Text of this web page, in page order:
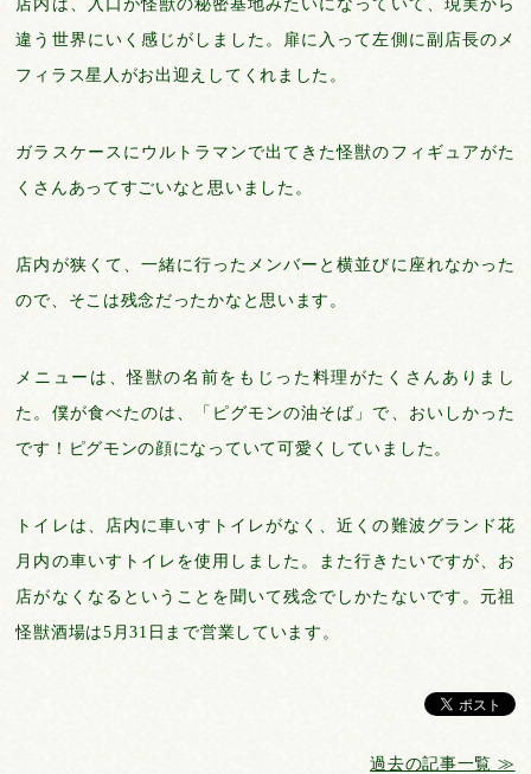
店内は、入口が怪獣の秘密基地みたいになっていて、現実から
違う世界にいく感じがしました。扉に入って左側に副店長のメ
フィラス星人がお出迎えしてくれました。
ガラスケースにウルトラマンで出てきた怪獣のフィギュアがた
くさんあってすごいなと思いました。
店内が狭くて、一緒に行ったメンバーと横並びに座れなかった
ので、そこは残念だったかなと思います。
メニューは、怪獣の名前をもじった料理がたくさんありまし
た。僕が食べたのは、「ピグモンの油そば」で、おいしかった
です！ピグモンの顔になっていて可愛くしていました。
トイレは、店内に車いすトイレがなく、近くの難波グランド花
月内の車いすトイレを使用しました。また行きたいですが、お
店がなくなるということを聞いて残念でしかたないです。元祖
怪獣酒場は5月31日まで営業しています。
過去の記事一覧 ≫